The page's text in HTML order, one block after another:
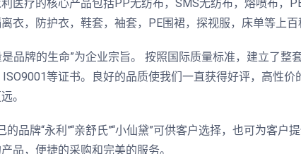
医疗的核心产品包括PP无纺布，SMS无纺布，熔喷布，
衣，防护衣，鞋套，袖套，PE围裙，探视服，床单等上百
品牌的生命”为企业宗旨。 按照国际质量标准，建立了整
ISO9001等证书。良好的品质使我们一直获得好评，高性
。
的品牌“永利”“亲舒氏”“小仙黛”可供客户选择，也可为客户
品，便捷的采购和完美的服务。